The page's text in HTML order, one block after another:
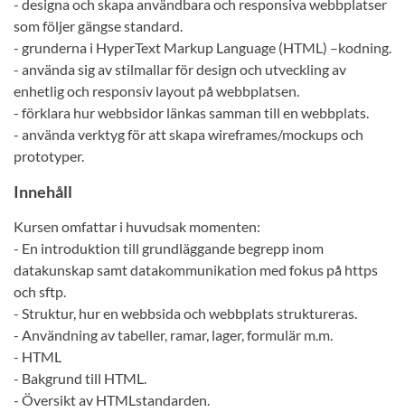
- designa och skapa användbara och responsiva webbplatser
som följer gängse standard.
- grunderna i HyperText Markup Language (HTML) –kodning.
- använda sig av stilmallar för design och utveckling av
enhetlig och responsiv layout på webbplatsen.
- förklara hur webbsidor länkas samman till en webbplats.
- använda verktyg för att skapa wireframes/mockups och
prototyper.
Innehåll
Kursen omfattar i huvudsak momenten:
- En introduktion till grundläggande begrepp inom
datakunskap samt datakommunikation med fokus på https
och sftp.
- Struktur, hur en webbsida och webbplats struktureras.
- Användning av tabeller, ramar, lager, formulär m.m.
- HTML
- Bakgrund till HTML.
- Översikt av HTMLstandarden.